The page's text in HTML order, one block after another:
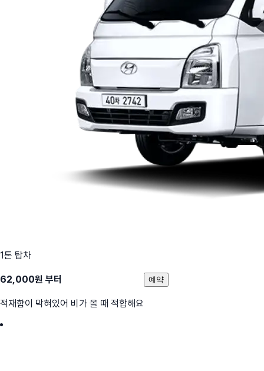
1톤 탑차
62,000원 부터
적재함이 막혀있어 비가 올 때 적합해요
예약